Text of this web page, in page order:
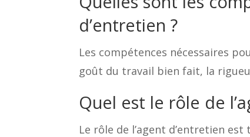
d’entretien ?
Les compétences nécessaires
goût du travail bien fait, la
Quel est le rôle de
Le rôle de l’agent d’entretien